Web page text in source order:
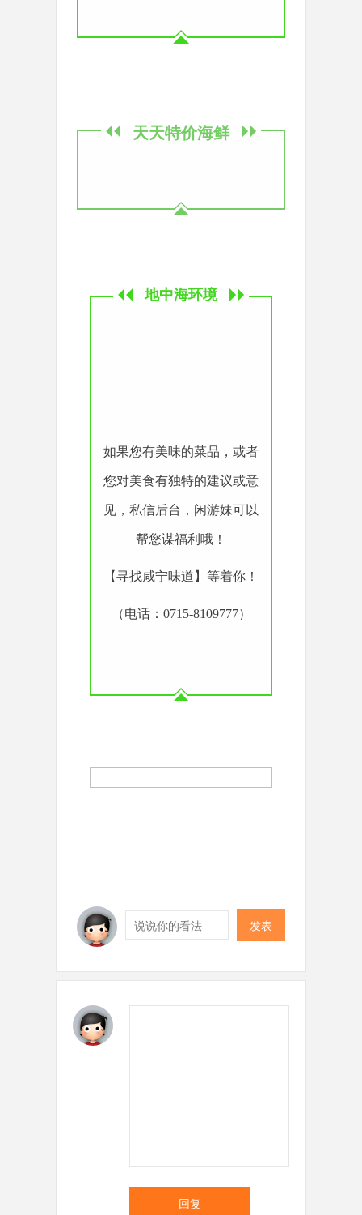
天天特价海鲜
地中海环境
如果您有美味的菜品，或者
您对美食有独特的建议或意
见，私信后台，闲游妹可以
帮您谋福利哦！
【寻找咸宁味道】等着你！
（电话：0715-8109777）
发表
回复